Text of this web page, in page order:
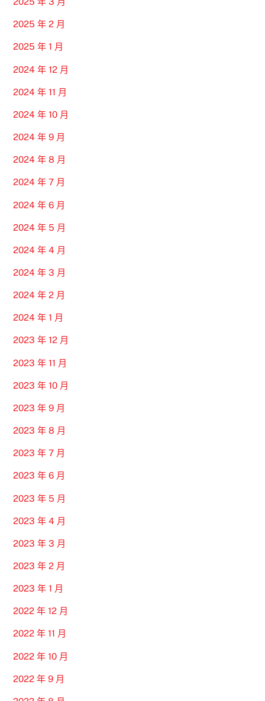
2025 年 2 月
2025 年 1 月
2024 年 12 月
2024 年 11 月
2024 年 10 月
2024 年 9 月
2024 年 8 月
2024 年 7 月
2024 年 6 月
2024 年 5 月
2024 年 4 月
2024 年 3 月
2024 年 2 月
2024 年 1 月
2023 年 12 月
2023 年 11 月
2023 年 10 月
2023 年 9 月
2023 年 8 月
2023 年 7 月
2023 年 6 月
2023 年 5 月
2023 年 4 月
2023 年 3 月
2023 年 2 月
2023 年 1 月
2022 年 12 月
2022 年 11 月
2022 年 10 月
2022 年 9 月